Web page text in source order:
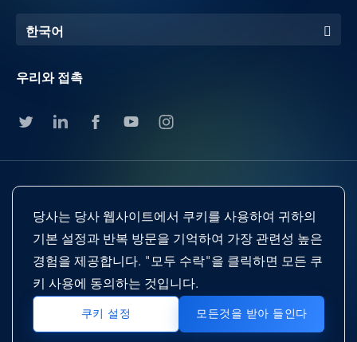
당사는 당사 웹사이트에서 쿠키를 사용하여 귀하의
기본 설정과 반복 방문을 기억하여 가장 관련성 높은
경험을 제공합니다. "모두 수락"을 클릭하면 모든 쿠
키 사용에 동의하는 것입니다.
쿠키 설정 모든것을 받아 들인다
한국어
우리와 접촉
Footer Terms & Conditions Cookie Preferences
Copyright@2024 Neeyamo. All Rights Reserved.